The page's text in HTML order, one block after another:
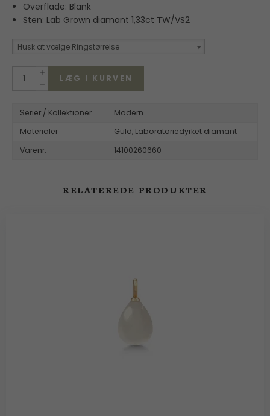
Overflade: Blank
Sten: Lab Grown diamant 1,33ct TW/VS2
Husk at vælge Ringstørrelse
LÆG I KURVEN
Serier / Kollektioner
Modern
Materialer
Guld, Laboratoriedyrket diamant
Varenr.
14100260660
RELATEREDE PRODUKTER